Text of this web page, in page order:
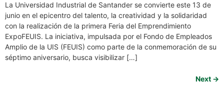
La Universidad Industrial de Santander se convierte este 13 de
junio en el epicentro del talento, la creatividad y la solidaridad
con la realización de la primera Feria del Emprendimiento
ExpoFEUIS. La iniciativa, impulsada por el Fondo de Empleados
Amplio de la UIS (FEUIS) como parte de la conmemoración de su
séptimo aniversario, busca visibilizar […]
Next →